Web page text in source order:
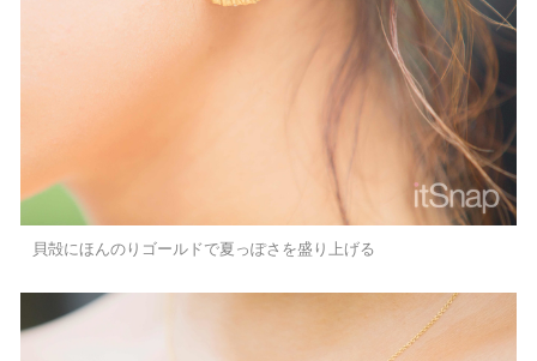
貝殻にほんのりゴールドで夏っぽさを盛り上げる